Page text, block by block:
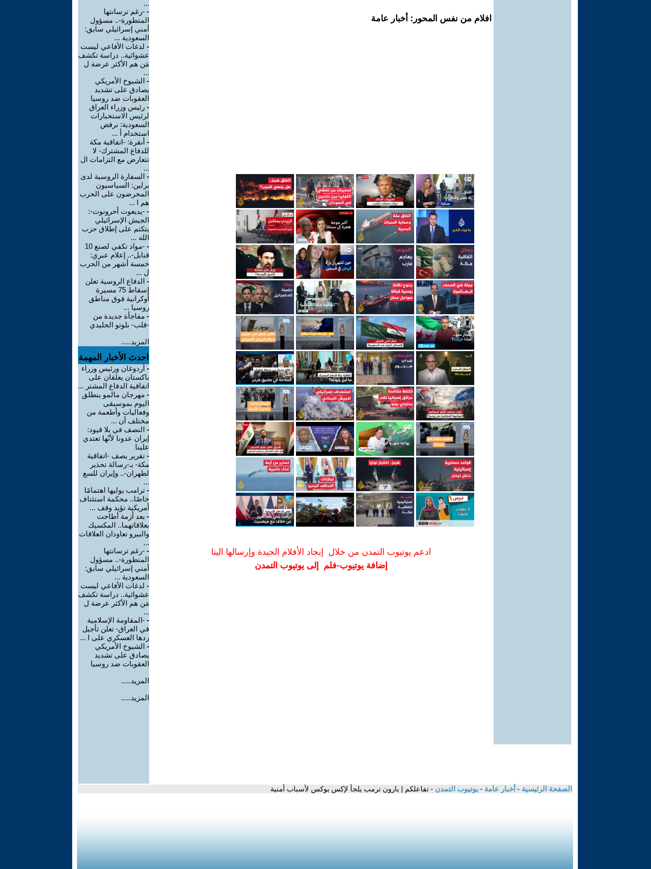
افلام من نفس المحور: أخبار عامة
ادعم يوتيوب التمدن من خلال إيجاد الأفلام الجيدة وإرسالها الينا
إضافة يوتيوب-فلم إلى يوتيوب التمدن
...
- -رغم ترسانتها
المتطورة-.. مسؤول
أمني إسرائيلي سابق:
السعودية ...
- لدغات الأفاعي ليست
عشوائية.. دراسة تكشف
مَن هم الأكثر عرضة ل
...
- الشيوخ الأمريكي
يصادق على تشديد
العقوبات ضد روسيا
- رئيس وزراء العراق
لرئيس الاستخبارات
السعودية: نرفض
استخدام أ ...
- أنقرة: -اتفاقية مكة
للدفاع المشترك- لا
تتعارض مع التزامات ال
...
- السفارة الروسية لدى
برلين: السياسيون
المحرضون على الحرب
هم ا ...
- -يديعوت أحرونوت-:
الجيش الإسرائيلي
يتكتم على إطلاق حزب
الله ...
-
-مواد تكفي لصنع 10
قنابل-.. إعلام عبري:
خمسة أشهر من الحرب
ل ...
- الدفاع الروسية تعلن
إسقاط 75 مسيرة
أوكرانية فوق مناطق
روسيا ...
- مفاجأة جديدة من
-قلب- بلوتو الجليدي
المزيد.....
احدث الأخبار المهمة
- أردوغان ورئيس وزراء
باكستان يعلقان على
اتفاقية الدفاع المشتر ...
- مهرجان مالمو ينطلق
اليوم بموسيقى
وفعاليات وأطعمة من
مختلف أن ...
- النصف في بلا قيود:
إيران عدونا لأنّها تعتدي
علينا
- تقرير يصف -اتفاقية
مكة- بـ-رسالة تحذير
لطهران-.. وإيران للسع
...
- ترامب يوليها اهتمامًا
خاصًا.. محكمة استئناف
أمريكية تؤيد وقف ...
- بعد أزمة أطاحت
بعلاقاتهما.. المكسيك
والبيرو تعاودان العلاقات
...
- -رغم ترسانتها
المتطورة-.. مسؤول
أمني إسرائيلي سابق:
السعودية ...
- لدغات الأفاعي ليست
عشوائية.. دراسة تكشف
مَن هم الأكثر عرضة ل
...
- -المقاومة الإسلامية
في العراق- تعلن تأجيل
ردها العسكري على ا ...
- الشيوخ الأمريكي
يصادق على تشديد
العقوبات ضد روسيا
المزيد.....
المزيد.....
الصفحة الرئيسية - أخبار عامة - يوتيوب التمدن - تفاعلكم | بارون ترمب يلجأ لإكس بوكس لأسباب أمنية